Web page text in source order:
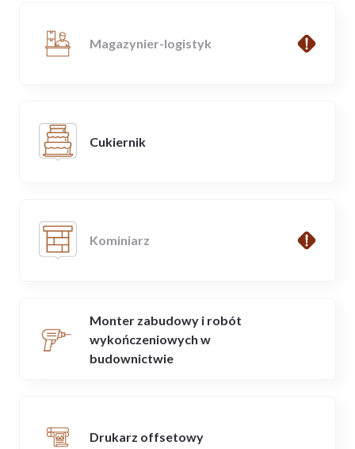
Magazynier-logistyk
Cukiernik
Kominiarz
Monter zabudowy i robót
wykończeniowych w
budownictwie
Drukarz offsetowy